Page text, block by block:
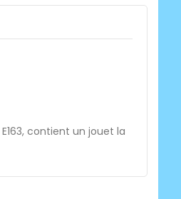
contient un jouet la